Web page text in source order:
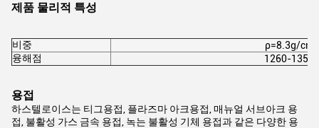
제품 물리적 특성
비중
ρ=8.3g/cm3
융해점
1260-
용접
하스텔로이스는 티그용접, 플라즈마 아크용접, 매뉴얼 서브아크 용
접, 불활성 가스 금속 용접, 녹는 불활성 기체 용접과 같은 다양한 용